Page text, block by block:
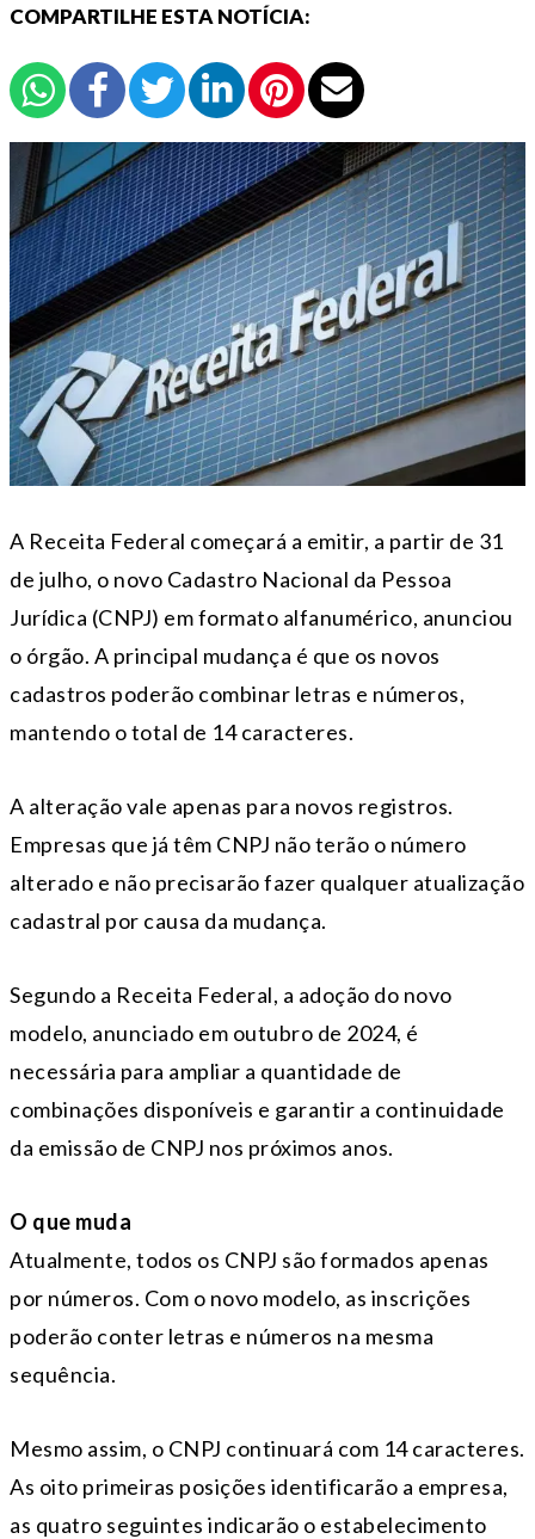
COMPARTILHE ESTA NOTÍCIA:
A Receita Federal começará a emitir, a partir de 31
de julho, o novo Cadastro Nacional da Pessoa
Jurídica (CNPJ) em formato alfanumérico, anunciou
o órgão. A principal mudança é que os novos
cadastros poderão combinar letras e números,
mantendo o total de 14 caracteres.
A alteração vale apenas para novos registros.
Empresas que já têm CNPJ não terão o número
alterado e não precisarão fazer qualquer atualização
cadastral por causa da mudança.
Segundo a Receita Federal, a adoção do novo
modelo, anunciado em outubro de 2024, é
necessária para ampliar a quantidade de
combinações disponíveis e garantir a continuidade
da emissão de CNPJ nos próximos anos.
O que muda
Atualmente, todos os CNPJ são formados apenas
por números. Com o novo modelo, as inscrições
poderão conter letras e números na mesma
sequência.
Mesmo assim, o CNPJ continuará com 14 caracteres.
As oito primeiras posições identificarão a empresa,
as quatro seguintes indicarão o estabelecimento